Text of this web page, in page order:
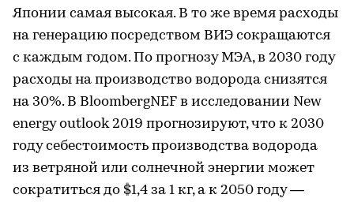
Японии самая высокая. В то же время расходы
на генерацию посредством ВИЭ сокращаются
с каждым годом. По прогнозу МЭА, в 2030 году
расходы на производство водорода снизятся
на 30%. В BloombergNEF в исследовании New
energy outlook 2019 прогнозируют, что к 2030
году себестоимость производства водорода
из ветряной или солнечной энергии может
сократиться до $1,4 за 1 кг, а к 2050 году —